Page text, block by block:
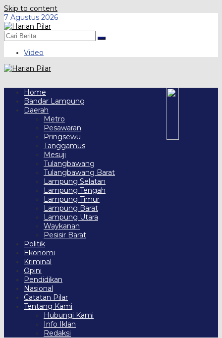
Skip to content
7 Agustus 2026
Video
Home
Bandar Lampung
Daerah
Metro
Pesawaran
Pringsewu
Tanggamus
Mesuji
Tulangbawang
Tulangbawang Barat
Lampung Selatan
Lampung Tengah
Lampung Timur
Lampung Barat
Lampung Utara
Waykanan
Pesisir Barat
Politik
Ekonomi
Kriminal
Opini
Pendidikan
Nasional
Catatan Pilar
Tentang Kami
Hubungi Kami
Info Iklan
Redaksi